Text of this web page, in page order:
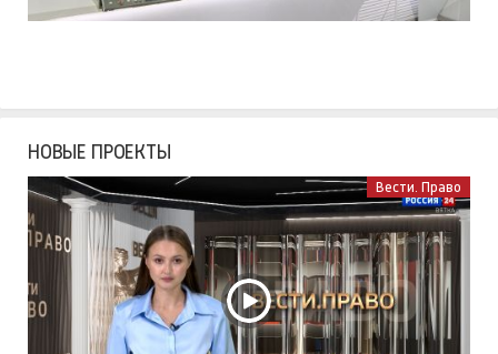
НОВЫЕ ПРОЕКТЫ
Вести. Право